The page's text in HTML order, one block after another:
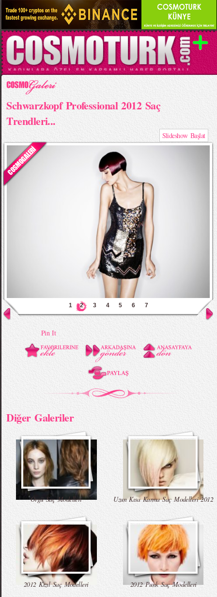
Schwarzkopf Professional 2012 Saç
Trendleri...
Slideshow Başlat
1 2 3 4 5 6 7
Pin It
Diğer Galeriler
Örgü Saç Modelleri Uzun Kısa Karma Saç Modelleri 2012
2012 Kızıl Saç Modelleri 2012 Punk Saç Modelleri